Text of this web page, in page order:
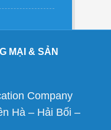
MẠI & SẢN
Company
Hà – Hải Bối –